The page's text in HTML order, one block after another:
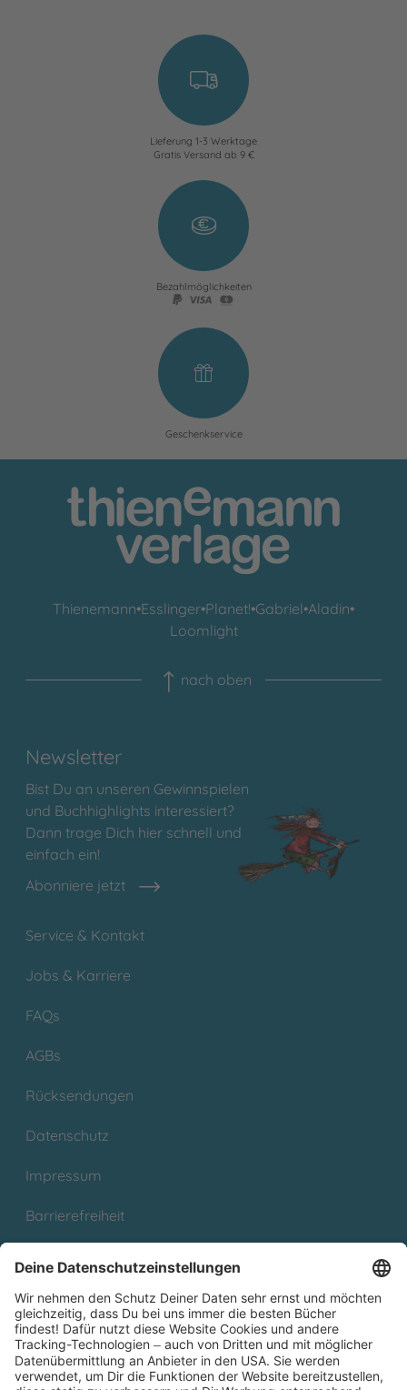
Lieferung 1-3 Werktage
Gratis Versand ab 9 €
Bezahlmöglichkeiten
Geschenkservice
Thienemann•Esslinger•Planet!•Gabriel•Aladin•
Loomlight
nach oben
Newsletter
Bist Du an unseren Gewinnspielen
und Buchhighlights interessiert?
Dann trage Dich hier schnell und
einfach ein!
Abonniere jetzt
Service & Kontakt
Jobs & Karriere
FAQs
AGBs
Rücksendungen
Datenschutz
Impressum
Barrierefreiheit
Partnerprogramm (Affiliate)
Folge uns auf